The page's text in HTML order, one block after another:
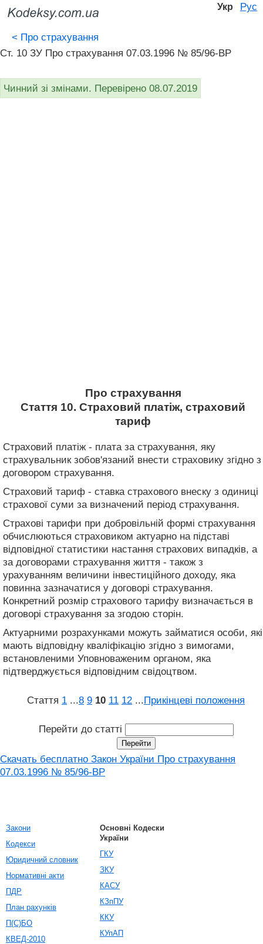
Укр Рус
< Про страхування
Ст. 10 ЗУ Про страхування 07.03.1996 № 85/96-ВР
Чинний зі змінами. Перевірено 08.07.2019
Про страхування
Стаття 10. Страховий платіж, страховий
тариф
Страховий платіж - плата за страхування, яку
страхувальник зобов'язаний внести страховику згідно з
договором страхування.
Страховий тариф - ставка страхового внеску з одиниці
страхової суми за визначений період страхування.
Страхові тарифи при добровільній формі страхування
обчислюються страховиком актуарно на підставі
відповідної статистики настання страхових випадків, а
за договорами страхування життя - також з
урахуванням величини інвестиційного доходу, яка
повинна зазначатися у договорі страхування.
Конкретний розмір страхового тарифу визначається в
договорі страхування за згодою сторін.
Актуарними розрахунками можуть займатися особи, які
мають відповідну кваліфікацію згідно з вимогами,
встановленими Уповноваженим органом, яка
підтверджується відповідним свідоцтвом.
Стаття 1 ...8 9 10 11 12 ...Прикінцеві положення
Перейти до статті
Скачать бесплатно Закон України Про страхування
07.03.1996 № 85/96-ВР
Закони
Кодекси
Юридичний словник
Нормативні акти
ПДР
План рахунків
П(С)БО
КВЕД-2010
Основні Кодески
України
ГКУ
ЗКУ
КАСУ
КЗпПУ
ККУ
КУпАП